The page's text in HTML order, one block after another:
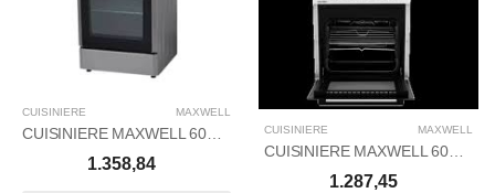
CUISINIERE MAXWELL
1.358,84
CUISINIERE MAXWELL
CUISINIERE MAXWELL 60X60 BLANC VENTILÉ
1.287,45